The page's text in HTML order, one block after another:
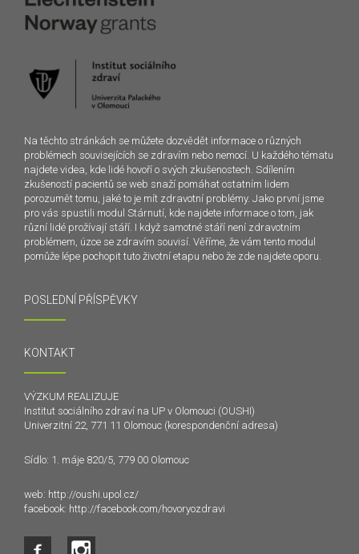
Na těchto stránkách se můžete dozvědět informace o různých
problémech souvisejících se zdravím nebo nemocí. U každého tématu
najdete videa, kde lidé hovoří o svých zkušenostech. Sdílením
zkušeností pacientů se web snaží pomáhat ostatním lidem
porozumět tomu, jaké to je mít zdravotní problémy. Jako první jsme
pro vás spustili modul Stárnutí, kde najdete informace o tom, jak
různí lidé prožívají stáří. I když samotné stáří není zdravotním
problémem, úzce se zdravím souvisí. Věříme, že vám tento modul
pomůže lépe pochopit tuto životní etapu nebo že zde najdete oporu.
POSLEDNÍ PŘÍSPĚVKY
KONTAKT
VÝZKUM REALIZUJE
Institut sociálního zdraví na UP v Olomouci (OUSHI)
Univerzitní 22, 771 11 Olomouc (korespondenční adresa)
Sídlo: 1. máje 820/5, 779 00 Olomouc
web: http://oushi.upol.cz/
facebook: http://facebook.com/hovoryozdravi